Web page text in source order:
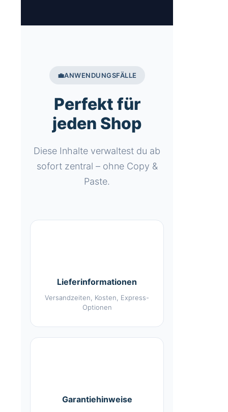
💼ANWENDUNGSFÄLLE
Perfekt für
jeden Shop
Diese Inhalte verwaltest du ab
sofort zentral – ohne Copy &
Paste.
Lieferinformationen
Versandzeiten, Kosten, Express-
Optionen
Garantiehinweise